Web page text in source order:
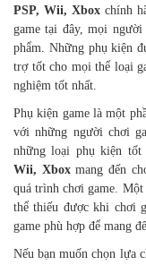
PSP, Wii, Xbox chính
game tại đây, mọi
phẩm. Những phụ kiện
trợ tốt cho mọi thể loại
nghiệm tốt nhất.
Phụ kiện game là một
với những người chơi
những loại phụ kiện tốt
Wii, Xboxmang đến
quá trình chơi game.
thể thiếu được khi chơi
game phù hợp để mang
Nếu bạn muốn chọn lựa